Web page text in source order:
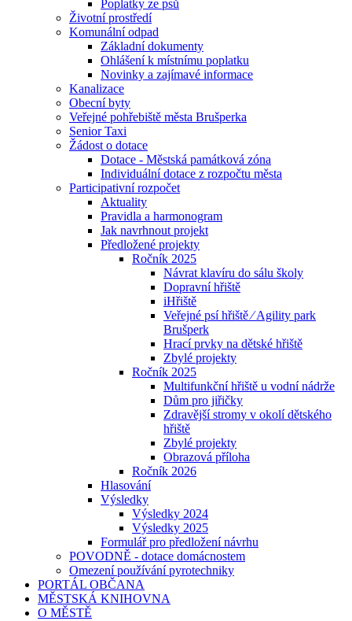
Poplatky ze psů
Životní prostředí
Komunální odpad
Základní dokumenty
Ohlášení k místnímu poplatku
Novinky a zajímavé informace
Kanalizace
Obecní byty
Veřejné pohřebiště města Brušperka
Senior Taxi
Žádost o dotace
Dotace - Městská památková zóna
Individuální dotace z rozpočtu města
Participativní rozpočet
Aktuality
Pravidla a harmonogram
Jak navrhnout projekt
Předložené projekty
Ročník 2025
Návrat klavíru do sálu školy
Dopravní hřiště
iHřiště
Veřejné psí hřiště ⁄ Agility park
Brušperk
Hrací prvky na dětské hřiště
Zbylé projekty
Ročník 2025
Multifunkční hřiště u vodní nádrže
Dům pro jiřičky
Zdravější stromy v okolí dětského
hřiště
Zbylé projekty
Obrazová příloha
Ročník 2026
Hlasování
Výsledky
Výsledky 2024
Výsledky 2025
Formulář pro předložení návrhu
POVODNĚ - dotace domácnostem
Omezení používání pyrotechniky
PORTÁL OBČANA
MĚSTSKÁ KNIHOVNA
O MĚSTĚ